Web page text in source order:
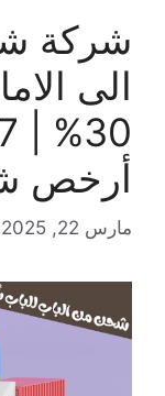
شركة
الى
أرخص
مارس 22, 2025